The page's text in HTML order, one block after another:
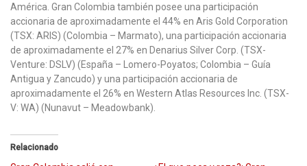
América. Gran Colombia también posee una participación
accionaria de aproximadamente el 44% en Aris Gold Corporation
(TSX: ARIS) (Colombia – Marmato), una participación accionaria
de aproximadamente el 27% en Denarius Silver Corp. (TSX-
Venture: DSLV) (España – Lomero-Poyatos; Colombia – Guía
Antigua y Zancudo) y una participación accionaria de
aproximadamente el 26% en Western Atlas Resources Inc. (TSX-
V: WA) (Nunavut – Meadowbank).
Relacionado